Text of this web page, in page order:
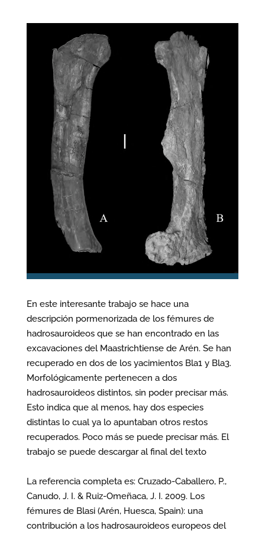
En este interesante trabajo se hace una
descripción pormenorizada de los fémures de
hadrosauroideos que se han encontrado en las
excavaciones del Maastrichtiense de Arén. Se han
recuperado en dos de los yacimientos Bla1 y Bla3.
Morfológicamente pertenecen a dos
hadrosauroideos distintos, sin poder precisar más.
Esto indica que al menos, hay dos especies
distintas lo cual ya lo apuntaban otros restos
recuperados. Poco más se puede precisar más. El
trabajo se puede descargar al final del texto
La referencia completa es: Cruzado-Caballero, P.,
Canudo, J. I. & Ruiz-Omeñaca, J. I. 2009. Los
fémures de Blasi (Arén, Huesca, Spain): una
contribución a los hadrosauroideos europeos del